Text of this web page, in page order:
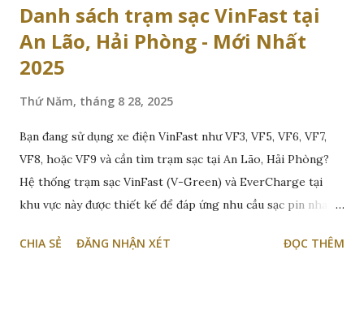
Danh sách trạm sạc VinFast tại
An Lão, Hải Phòng - Mới Nhất
2025
Thứ Năm, tháng 8 28, 2025
Bạn đang sử dụng xe điện VinFast như VF3, VF5, VF6, VF7,
VF8, hoặc VF9 và cần tìm trạm sạc tại An Lão, Hải Phòng?
Hệ thống trạm sạc VinFast (V-Green) và EverCharge tại
khu vực này được thiết kế để đáp ứng nhu cầu sạc pin nhanh
hành trình. Bài viết này sẽ hướng dẫn bạn cách tìm trạm sạc
CHIA SẺ ĐĂNG NHẬN XÉT ĐỌC THÊM